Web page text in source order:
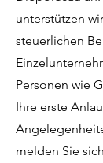
unterstützen
steuerlichen
Personen wie
Ihre erste
melden Sie